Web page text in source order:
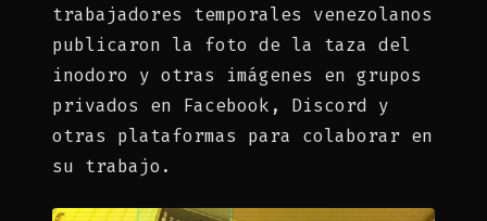
trabajadores temporales venezolanos
publicaron la foto de la taza del
inodoro y otras imágenes en grupos
privados en Facebook, Discord y
otras plataformas para colaborar en
su trabajo.